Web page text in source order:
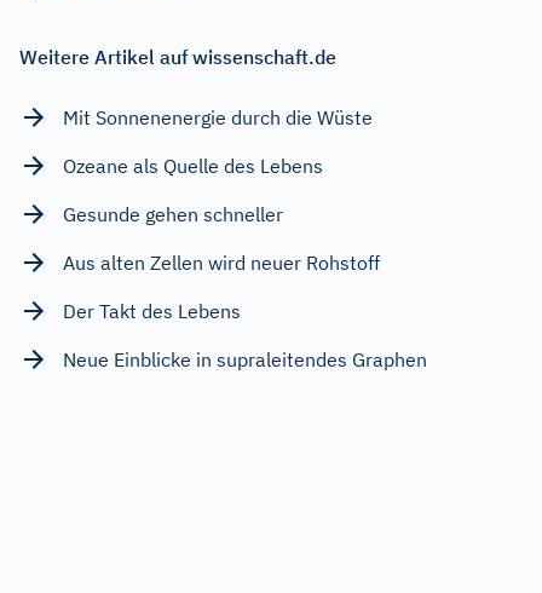
Weitere Artikel auf wissenschaft.de
Mit Sonnenenergie durch die Wüste
Ozeane als Quelle des Lebens
Gesunde gehen schneller
Aus alten Zellen wird neuer Rohstoff
Der Takt des Lebens
Neue Einblicke in supraleitendes Graphen